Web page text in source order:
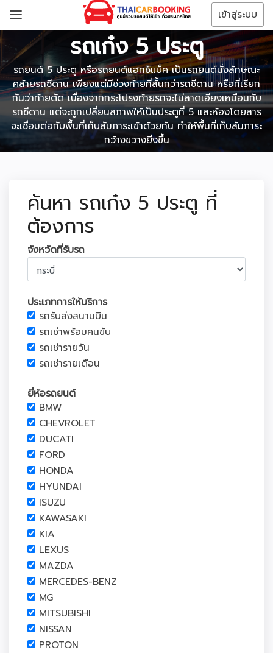
เข้าสู่ระบบ
รถเก๋ง 5 ประตู
รถยนต์ 5 ประตู หรือรถยนต์แฮทช์แบ็ค เป็นรถยนต์นั่งลักษณะ
คล้ายรถซีดาน เพียงแต่มีช่วงท้ายที่สั้นกว่ารถซีดาน หรือที่เรียก
กันว่าท้ายตัด เนื่องจากกระโปรงท้ายรถจะไม่ลาดเอียงเหมือนกับ
รถซีดาน แต่จะถูกเปลี่ยนสภาพให้เป็นประตูที่ 5 และห้องโดยสาร
จะเชื่อมต่อกับพื้นที่เก็บสัมภาระเข้าด้วยกัน ทำให้พื้นที่เก็บสัมภาระ
กว้างขวางยิ่งขึ้น
ค้นหา รถเก๋ง 5 ประตู ที่
ต้องการ
จังหวัดที่รับรถ
ประเภทการให้บริการ
รถรับส่งสนามบิน
รถเช่าพร้อมคนขับ
รถเช่ารายวัน
รถเช่ารายเดือน
ยี่ห้อรถยนต์
BMW
CHEVROLET
DUCATI
FORD
HONDA
HYUNDAI
ISUZU
KAWASAKI
KIA
LEXUS
MAZDA
MERCEDES-BENZ
MG
MITSUBISHI
NISSAN
PROTON